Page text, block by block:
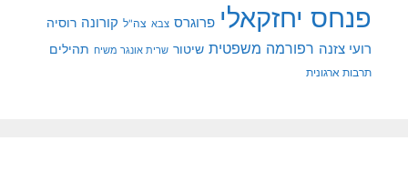
פנחס יחזקאלי פרוגרס צבא צה"ל קורונה רוסיה
רועי צזנה רפורמה משפטית שיטור שרית אונגר משיח תהילים
תרבות ארגונית